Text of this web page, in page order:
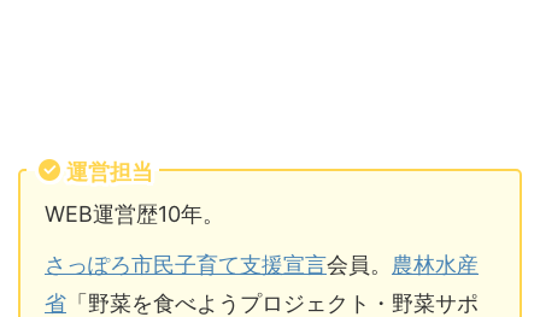
運営担当
WEB運営歴10年。
さっぽろ市民子育て支援宣言会員。 農林水産
省 「野菜を食べようプロジェクト・野菜サポ